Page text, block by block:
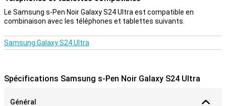
Le Samsung s-Pen Noir Galaxy S24 Ultra est compatible en
combinaison avec les téléphones et tablettes suivants.
Samsung Galaxy S24 Ultra
Spécifications Samsung s-Pen Noir Galaxy S24 Ultra
Général